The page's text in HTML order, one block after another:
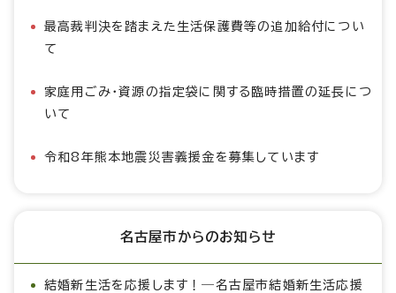
最高裁判決を踏まえた生活保護費等の追加給付につい
て
家庭用ごみ・資源の指定袋に関する臨時措置の延長につ
いて
令和8年熊本地震災害義援金を募集しています
名古屋市からのお知らせ
結婚新生活を応援します！―名古屋市結婚新生活応援